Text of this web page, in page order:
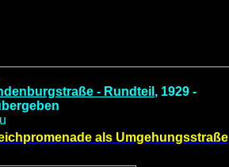
- Rundteil , 1929 -
als Umgehungsstraße